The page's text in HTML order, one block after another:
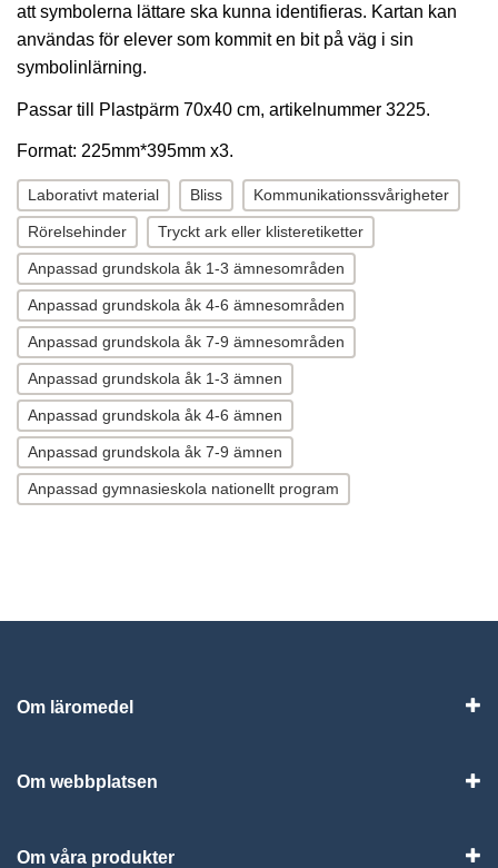
att symbolerna lättare ska kunna identifieras. Kartan kan
användas för elever som kommit en bit på väg i sin
symbolinlärning.
Passar till Plastpärm 70x40 cm, artikelnummer 3225.
Format: 225mm*395mm x3.
Laborativt material Bliss Kommunikationssvårigheter
Rörelsehinder Tryckt ark eller klisteretiketter
Anpassad grundskola åk 1-3 ämnesområden
Anpassad grundskola åk 4-6 ämnesområden
Anpassad grundskola åk 7-9 ämnesområden
Anpassad grundskola åk 1-3 ämnen
Anpassad grundskola åk 4-6 ämnen
Anpassad grundskola åk 7-9 ämnen
Anpassad gymnasieskola nationellt program
Om läromedel
Om webbplatsen
Om våra produkter